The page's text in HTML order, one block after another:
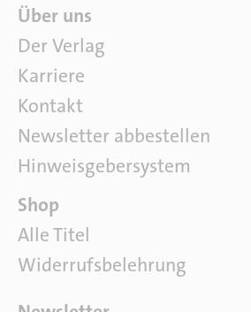
Ü
b
e
r
u
n
s
Über uns
Der Verlag
Karriere
Kontakt
Newsletter abbestellen
Hinweisgebersystem
P
a
r
t
Shop
Alle Titel
Widerrufsbelehrung